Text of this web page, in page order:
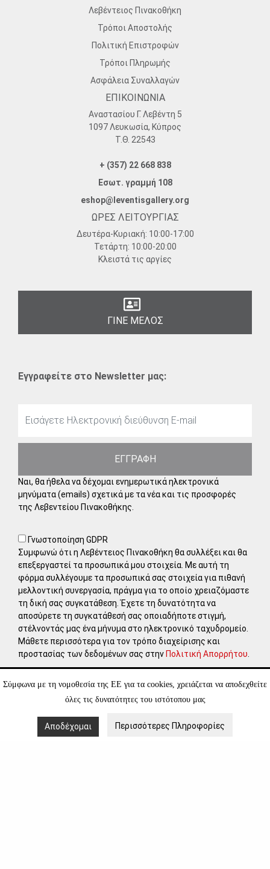
Σύμφωνα με τη νομοθεσία της ΕΕ για τα cookies, χρειάζεται να αποδεχθείτε
όλες τις δυνατότητες του ιστότοπου μας
Αποδέχομαι Περισσότερες Πληροφορίες
Λεβέντειος Πινακοθήκη
Τρόποι Αποστολής
Πολιτική Επιστροφών
Τρόποι Πληρωμής
Ασφάλεια Συναλλαγών
ΕΠΙΚΟΙΝΩΝΙΑ
Αναστασίου Γ. Λεβέντη 5
1097 Λευκωσία, Κύπρος
Τ.Θ. 22543
+ (357) 22 668 838
Εσωτ. γραμμή 108
eshop@leventisgallery.org
ΩΡΕΣ ΛΕΙΤΟΥΡΓΙΑΣ
Δευτέρα-Κυριακή: 10:00-17:00
Τετάρτη: 10:00-20:00
Κλειστά τις αργίες
ΓΙΝΕ ΜΕΛΟΣ
Εγγραφείτε στο Newsletter μας:
ΕΓΓΡΑΦΗ
Ναι, θα ήθελα να δέχομαι ενημερωτικά ηλεκτρονικά
μηνύματα (emails) σχετικά με τα νέα και τις προσφορές
της Λεβεντείου Πινακοθήκης.
Γνωστοποίηση GDPR
Συμφωνώ ότι η Λεβέντειος Πινακοθήκη θα συλλέξει και θα
επεξεργαστεί τα προσωπικά μου στοιχεία. Με αυτή τη
φόρμα συλλέγουμε τα προσωπικά σας στοιχεία για πιθανή
μελλοντική συνεργασία, πράγμα για το οποίο χρειαζόμαστε
τη δική σας συγκατάθεση. Έχετε τη δυνατότητα να
αποσύρετε τη συγκατάθεσή σας οποιαδήποτε στιγμή,
στέλνοντάς μας ένα μήνυμα στο ηλεκτρονικό ταχυδρομείο.
Μάθετε περισσότερα για τον τρόπο διαχείρισης και
προστασίας των δεδομένων σας στηνΠολιτική Απορρήτου
ΕΠΙΣΚΕΦΘΕΙΤΕ
leventisgallery.org